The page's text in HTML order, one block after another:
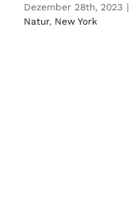
Dezember 28th, 2023 |
Natur, New York